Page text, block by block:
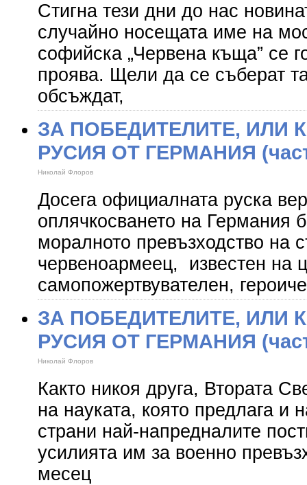
Стигна тези дни до нас
случайно носещата име на
софийска „Червена къща” се
проява. Щели да се съберат
обсъждат,
ЗА ПОБЕДИТЕЛИТЕ, ИЛИ
РУСИЯ ОТ ГЕРМАНИЯ
Николай Флоров
Досега официалната руска
оплячкосването на Германия
моралното превъзходство на
червеноармеец, известен на
самопожертвувателен,
ЗА ПОБЕДИТЕЛИТЕ, ИЛИ
РУСИЯ ОТ ГЕРМАНИЯ
Николай Флоров
Както никоя друга, Втората
на науката, която предлага и
страни най-напредналите
усилията им за военно
месец